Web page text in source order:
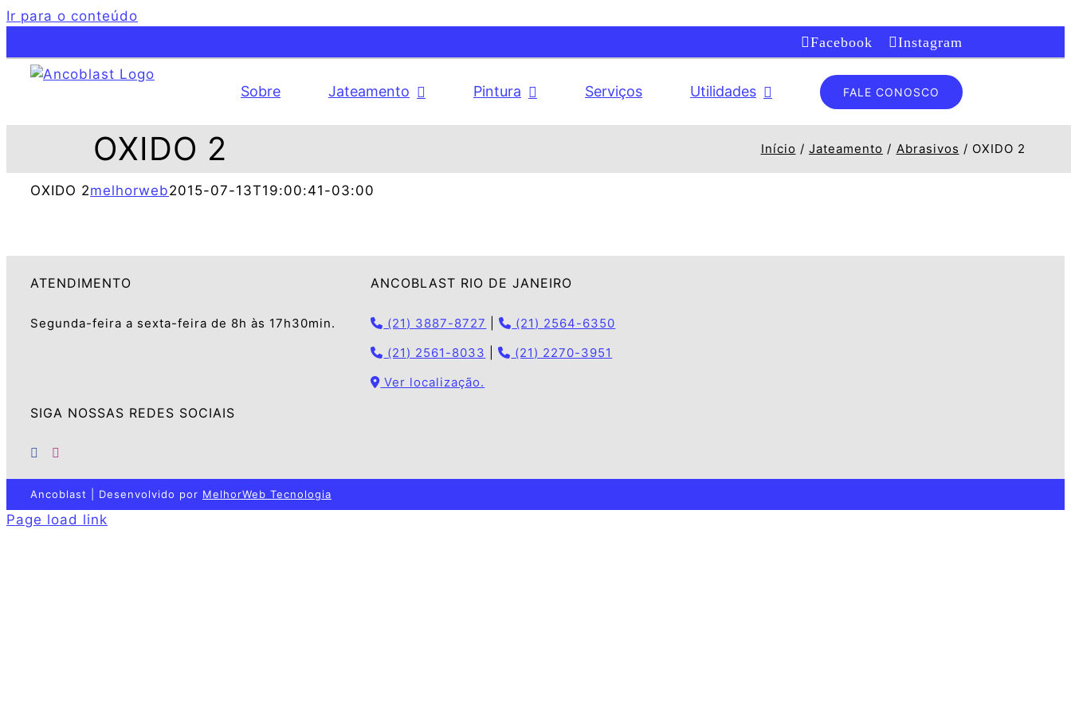
Ir para o conteúdo
Facebook
Instagram
Sobre Jateamento Pintura Serviços Utilidades FALE CONOSCO
OXIDO 2 Início Jateamento Abrasivos OXIDO 2
OXIDO 2melhorweb2015-07-13T19:00:41-03:00
ATENDIMENTO
Segunda-feira a sexta-feira de 8h às 17h30min.
ANCOBLAST RIO DE JANEIRO
(21) 3887-8727 |
(21) 2564-6350
(21) 2561-8033
|
(21) 2270-3951
Ver localização.
SIGA NOSSAS REDES SOCIAIS
Ancoblast | Desenvolvido por MelhorWeb Tecnologia
Page load link